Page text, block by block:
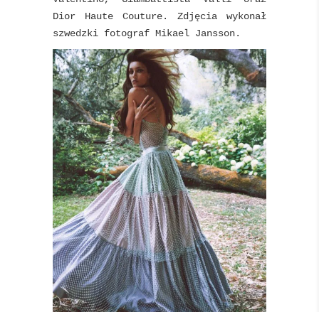
Dior Haute Couture. Zdjęcia wykonał
szwedzki fotograf Mikael Jansson.